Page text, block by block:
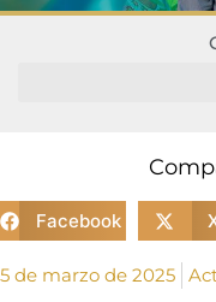
Facebook
5 de marzo de 2025